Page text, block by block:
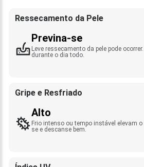
Ressecamento da Pele
Previna-se
Leve ressecamento da pele pode
durante o dia todo.
Gripe e Resfriado
Alto
Frio intenso ou tempo instável elevam
se e descanse bem.